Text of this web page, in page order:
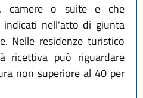
camere o suite e che
indicati nell'atto di giunta
Nelle residenze turistico
ricettiva può riguardare
non superiore al 40 per